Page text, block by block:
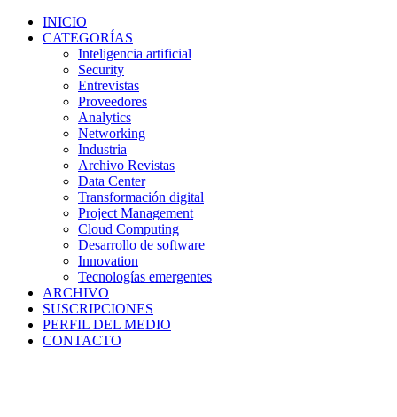
INICIO
CATEGORÍAS
Inteligencia artificial
Security
Entrevistas
Proveedores
Analytics
Networking
Industria
Archivo Revistas
Data Center
Transformación digital
Project Management
Cloud Computing
Desarrollo de software
Innovation
Tecnologías emergentes
ARCHIVO
SUSCRIPCIONES
PERFIL DEL MEDIO
CONTACTO